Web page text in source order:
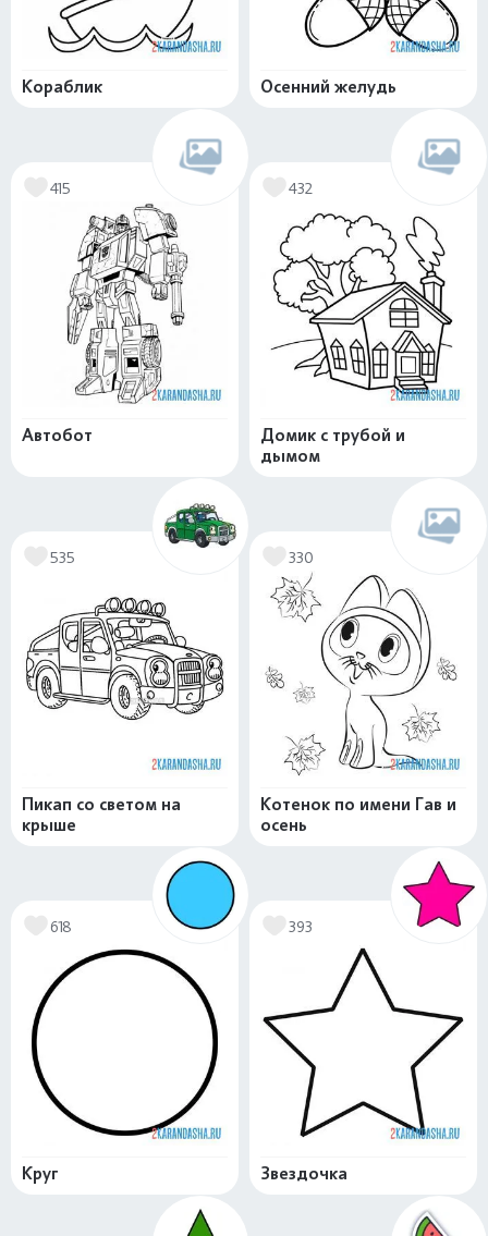
Кораблик Осенний желудь
415
Автобот
432
Домик с трубой и
дымом
535
Пикап со светом на
крыше
330
Котенок по имени Гав и
осень
618
Круг
393
Звездочка